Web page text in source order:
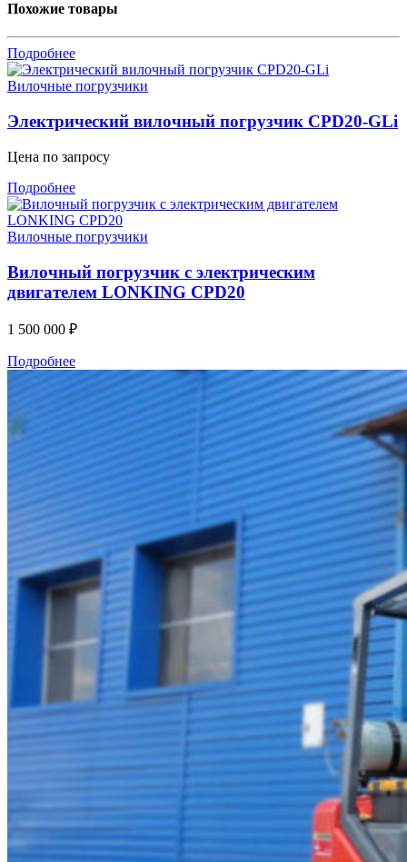
Похожие товары
Подробнее
Вилочные погрузчики
Электрический вилочный погрузчик CPD20-GLi
Цена по запросу
Подробнее
Вилочные погрузчики
Вилочный погрузчик с электрическим
двигателем LONKING CPD20
1 500 000 ₽
Подробнее